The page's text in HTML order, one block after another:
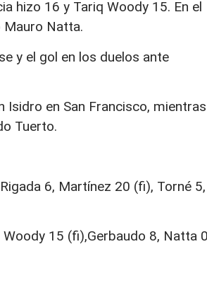
hizo 16 y Tariq Woody 15. En el
Mauro Natta.
y el gol en los duelos ante
Isidro en San Francisco, mientras
Tuerto.
6, Martínez 20 (fi), Torné 5,
15 (fi),Gerbaudo 8, Natta